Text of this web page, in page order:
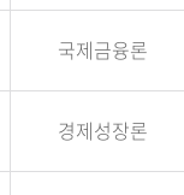
국제금융론
경제성장론